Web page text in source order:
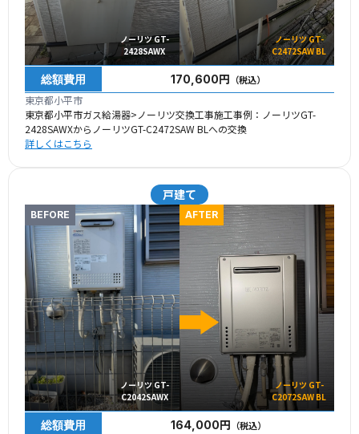
ノーリツ GT-
2428SAWX
ノーリツ GT-
C2472SAW BL
総額費用 170,600円 （税込）
東京都小平市
東京都小平市ガス給湯器>ノーリツ交換工事施工事例：ノーリツGT-
2428SAWXからノーリツGT-C2472SAW BLへの交換
詳しくはこちら
戸建て
BEFORE
ノーリツ GT-
C2042SAWX
AFTER
ノーリツ GT-
C2072SAW BL
総額費用 164,000円 （税込）